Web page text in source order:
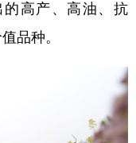
高产、高油、抗
品种。